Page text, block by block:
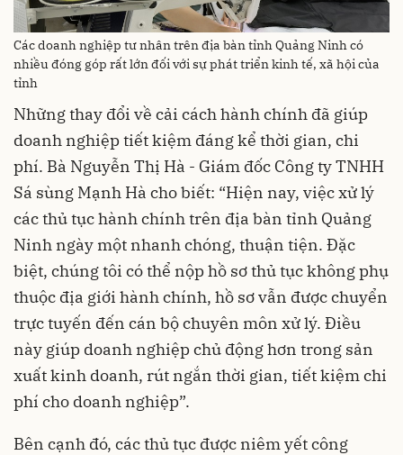
Các doanh nghiệp tư nhân trên địa bàn tỉnh Quảng Ninh có
nhiều đóng góp rất lớn đối với sự phát triển kinh tế, xã hội của
tỉnh
Những thay đổi về cải cách hành chính đã giúp
doanh nghiệp tiết kiệm đáng kể thời gian, chi
phí. Bà Nguyễn Thị Hà - Giám đốc Công ty TNHH
Sá sùng Mạnh Hà cho biết: “Hiện nay, việc xử lý
các thủ tục hành chính trên địa bàn tỉnh Quảng
Ninh ngày một nhanh chóng, thuận tiện. Đặc
biệt, chúng tôi có thể nộp hồ sơ thủ tục không phụ
thuộc địa giới hành chính, hồ sơ vẫn được chuyển
trực tuyến đến cán bộ chuyên môn xử lý. Điều
này giúp doanh nghiệp chủ động hơn trong sản
xuất kinh doanh, rút ngắn thời gian, tiết kiệm chi
phí cho doanh nghiệp”.
Bên cạnh đó, các thủ tục được niêm yết công